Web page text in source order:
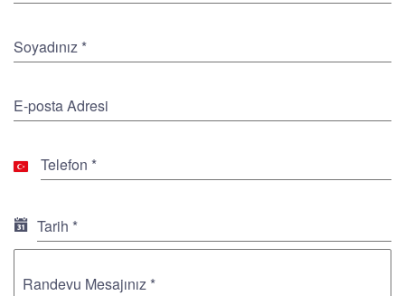
Soyadınız *
E-posta Adresi
Telefon *
Turkey
Tarih *
Randevu Mesajınız *